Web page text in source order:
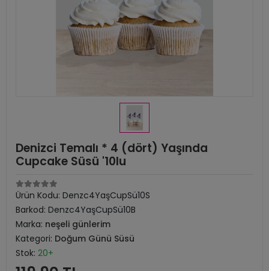
Denizci Temalı * 4 (dört) Yaşında
Cupcake Süsü '10lu
Ürün Kodu: Denzc4YaşCupSü10S
Barkod: Denzc4YaşCupSü10B
Marka: neşeli günlerim
Kategori: Doğum Günü Süsü
Stok: 20+